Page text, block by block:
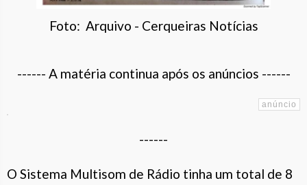
Foto: Arquivo - Cerqueiras Notícias
------ A matéria continua após os anúncios ------
------
O Sistema Multisom de Rádio tinha um total de 8